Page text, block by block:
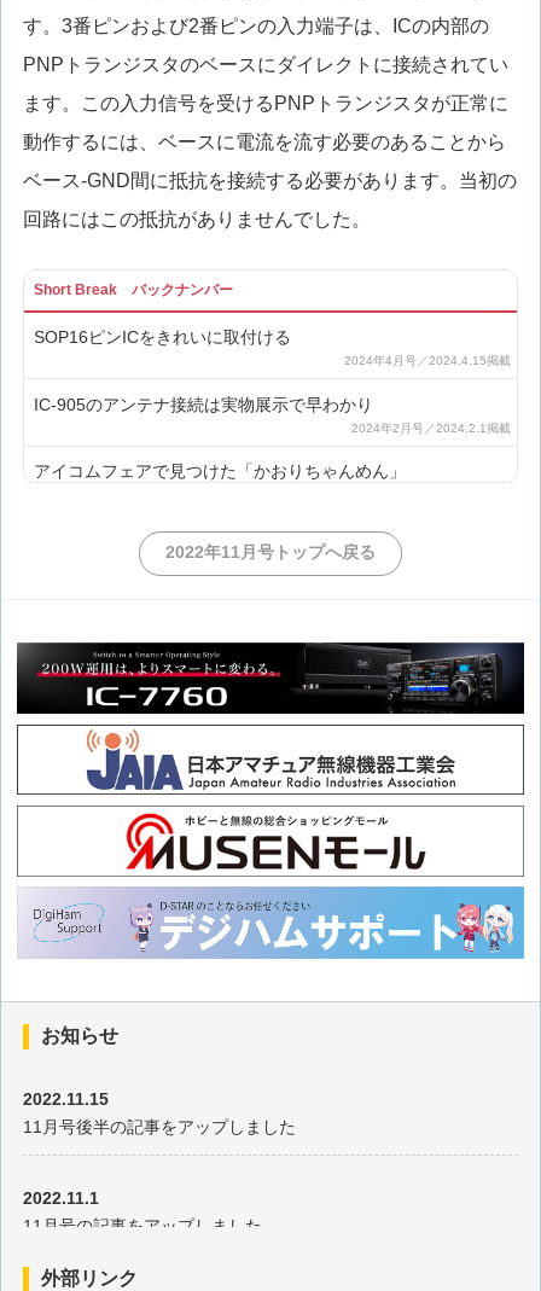
す。3番ピンおよび2番ピンの入力端子は、ICの内部の
PNPトランジスタのベースにダイレクトに接続されてい
ます。この入力信号を受けるPNPトランジスタが正常に
動作するには、ベースに電流を流す必要のあることから
ベース-GND間に抵抗を接続する必要があります。当初の
回路にはこの抵抗がありませんでした。
Short Break バックナンバー
SOP16ピンICをきれいに取付ける
IC-905のアンテナ接続は実物展示で早わかり
アイコムフェアで見つけた「かおりちゃんめん」
円板に描いた虹色、高速回転させると何色に見える?
オペアンプ実験用正負両電源の製作
QRP用高周波電圧電流計の製作と考察
あのミニチュア電鍵を実際に使えるようにした改造記
ホワイトノイズジェネレータの製作
QRP用アンテナチューナの製作
ダイヤモンドアンテナ RHM12を自転車に取付けてもマッチン
グはとれるか
ON AIRランプの製作
古本市で見つけた明治9年発行の「物理階梯」
2022年11月号トップへ戻る
お知らせ
2022.11.15
11月号後半の記事をアップしました
2022.11.1
11月号の記事をアップしました
外部リンク